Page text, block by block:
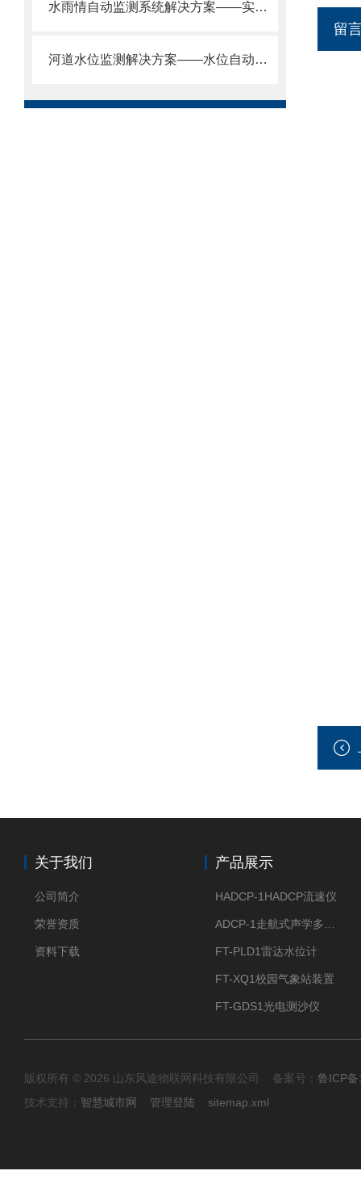
水雨情自动监测系统解决方案——实时监测水位雨量，自动报警防汛减灾
河道水位监测解决方案——水位自动监测系统：不受温度、湿度、气压影响。
留
关于我们
公司简介
荣誉资质
资料下载
产品展示
HADCP-1HADCP流速仪
FT-PLD1雷达水位计
FT-XQ1校园气象站装置
FT-GDS1光电测沙仪
版权所有 © 2026 山东风途物联网科技有限公司 备案号： 鲁ICP
技术支持： 智慧城市网 管理登陆 sitemap.xml